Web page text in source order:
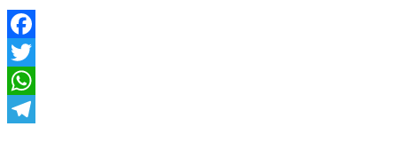
Facebook
Twitter
WhatsApp